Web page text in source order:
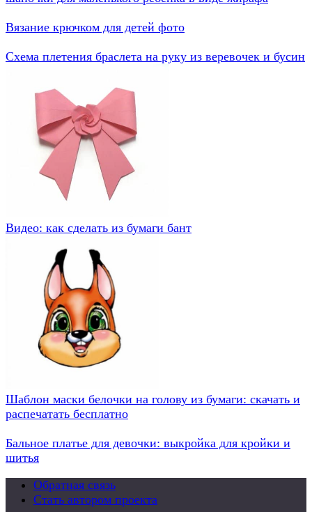
Вязание крючком для детей фото
Схема плетения браслета на руку из веревочек и бусин
Видео: как сделать из бумаги бант
Шаблон маски белочки на голову из бумаги: скачать и
распечатать бесплатно
Бальное платье для девочки: выкройка для кройки и
шитья
Обратная связь
Стать автором проекта